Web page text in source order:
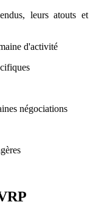
leurs atouts et
d'activité
négociations